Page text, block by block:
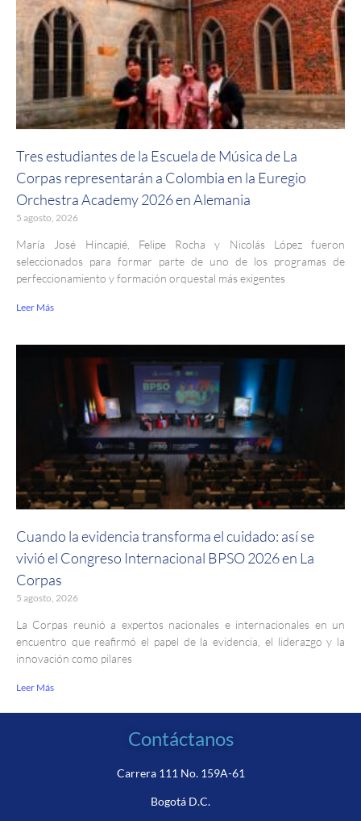
Tres estudiantes de la Escuela de Música de La
Corpas representarán a Colombia en la Euregio
Orchestra Academy 2026 en Alemania
5 agosto, 2026
María José Hincapié, Felipe Rocha y Nicolás López fueron
seleccionados para formar parte de uno de los programas de
perfeccionamiento y formación orquestal más exigentes
Leer Más
Cuando la evidencia transforma el cuidado: así se
vivió el Congreso Internacional BPSO 2026 en La
Corpas
5 agosto, 2026
La Corpas reunió a expertos nacionales e internacionales en un
encuentro que reafirmó el papel de la evidencia, el liderazgo y la
innovación como pilares
Leer Más
Contáctanos
Carrera 111 No. 159A-61
Bogotá D.C.